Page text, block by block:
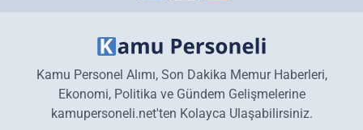
Kamu Personel Alımı, Son Dakika Memur Haberleri,
Ekonomi, Politika ve Gündem Gelişmelerine
kamupersoneli.net'ten Kolayca Ulaşabilirsiniz.